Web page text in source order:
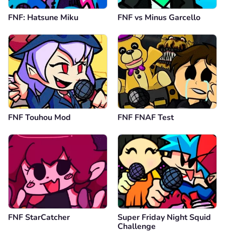
FNF: Hatsune Miku FNF vs Minus Garcello
FNF Touhou Mod FNF FNAF Test
FNF StarCatcher
Super Friday Night Squid
Challenge